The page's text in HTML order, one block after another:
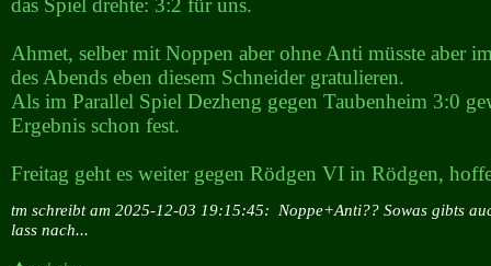
das Spiel drehte: 3:2 für uns.
Ahmet, selber mit Noppen aber ohne Anti müsste aber
des Abends eben diesem Schneider gratulieren.
Als im Parallel Spiel Dezheng gegen Taubenheim 3:0
Ergebnis schon fest.
Freitag geht es weiter gegen Rödgen VI in Rödgen,
tm schreibt am 2025-12-03 19:15:45: Noppe+Anti?? Sowas gibts
lass nach...